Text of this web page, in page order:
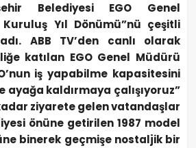
Belediyesi EGO Genel
Yıl Dönümü”nü çeşitli
ABB TV’den canlı olarak
katılan EGO Genel Müdürü
iş yapabilme kapasitesini
ayağa kaldırmaya çalışıyoruz”
ziyarete gelen vatandaşlar
önüne getirilen 1987 model
binerek geçmişe nostaljik bir